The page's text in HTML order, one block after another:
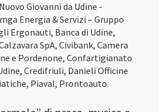
Giovanni da Udine -
Energia & Servizi – Gruppo
Ergonauti, Banca di Udine,
SpA, Civibank, Camera
e Pordenone, Confartigianato
Credifriuli, Danieli Officine
Piaval, Prontoauto.